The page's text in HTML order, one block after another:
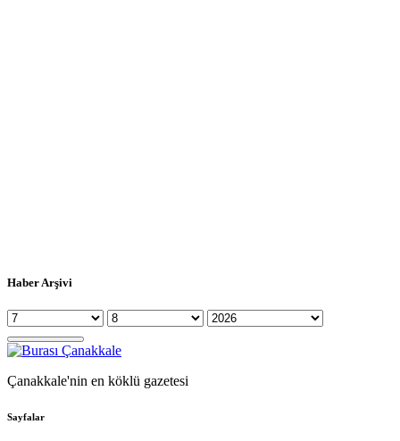
Haber Arşivi
Çanakkale'nin en köklü gazetesi
Sayfalar